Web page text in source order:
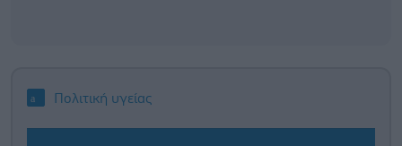
Πολιτική υγείας